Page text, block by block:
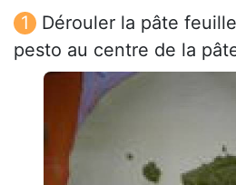
Dérouler la pâte
pesto au centre de la